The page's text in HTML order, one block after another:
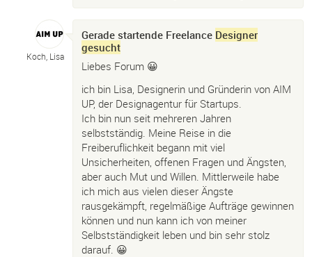
Koch, Lisa
Gerade startende Freelance Designer
gesucht
Liebes Forum 😀
ich bin Lisa, Designerin und Gründerin von AIM
UP, der Designagentur für Startups.
Ich bin nun seit mehreren Jahren
selbstständig. Meine Reise in die
Freiberuflichkeit begann mit viel
Unsicherheiten, offenen Fragen und Ängsten,
aber auch Mut und Willen. Mittlerweile habe
ich mich aus vielen dieser Ängste
rausgekämpft, regelmäßige Aufträge gewinnen
können und nun kann ich von meiner
Selbstständigkeit leben und bin sehr stolz
darauf. 😀